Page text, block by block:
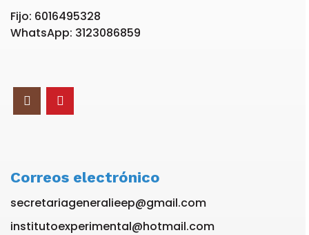
Fijo: 6016495328
WhatsApp: 3123086859
Correos electrónico
secretariageneralieep@gmail.com
institutoexperimental@hotmail.com